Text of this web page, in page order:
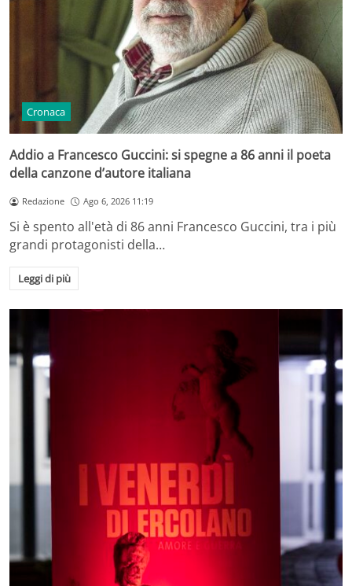
Cronaca
Addio a Francesco Guccini: si spegne a 86 anni il poeta
della canzone d’autore italiana
Redazione Ago 6, 2026 11:19
Si è spento all'età di 86 anni Francesco Guccini, tra i più
grandi protagonisti della…
Leggi di più